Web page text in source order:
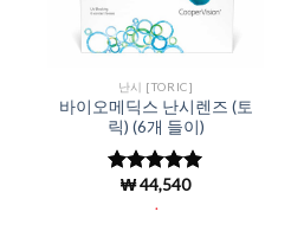
Add to
난시 [TORIC]
바이오메딕스 난시렌즈 (토
릭) (6개 들이)
5 중에서
로 평
₩44,540
.